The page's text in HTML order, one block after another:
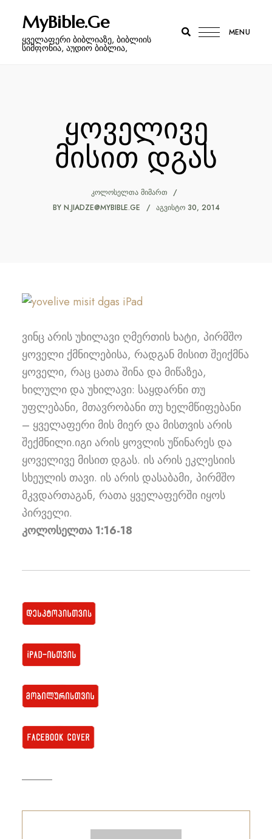
MyBible.Ge
ყველაფერი ბიბლიაზე, ბიბლიის
სიმფონია, აუდიო ბიბლია,
MENU
ყოველივე
მისით დგას
ᲙᲝᲚᲝᲡᲔᲚᲗᲐ ᲛᲘᲛᲐᲠᲗ
BY N.JIADZE@MYBIBLE.GE ᲐᲒᲕᲘᲡᲢᲝ 30, 2014
ვინც არის უხილავი ღმერთის ხატი, პირმშო
ყოველი ქმნილებისა, რადგან მისით შეიქმნა
ყოველი, რაც ცათა შინა და მიწაზეა,
ხილული და უხილავი: საყდარნი თუ
უფლებანი, მთავრობანი თუ ხელმწიფებანი
– ყველაფერი მის მიერ და მისთვის არის
შექმნილი.იგი არის ყოვლის უწინარეს და
ყოველივე მისით დგას. ის არის ეკლესიის
სხეულის თავი. ის არის დასაბამი, პირმშო
მკვდართაგან, რათა ყველაფერში იყოს
პირველი.
კოლოსელთა 1:16-18